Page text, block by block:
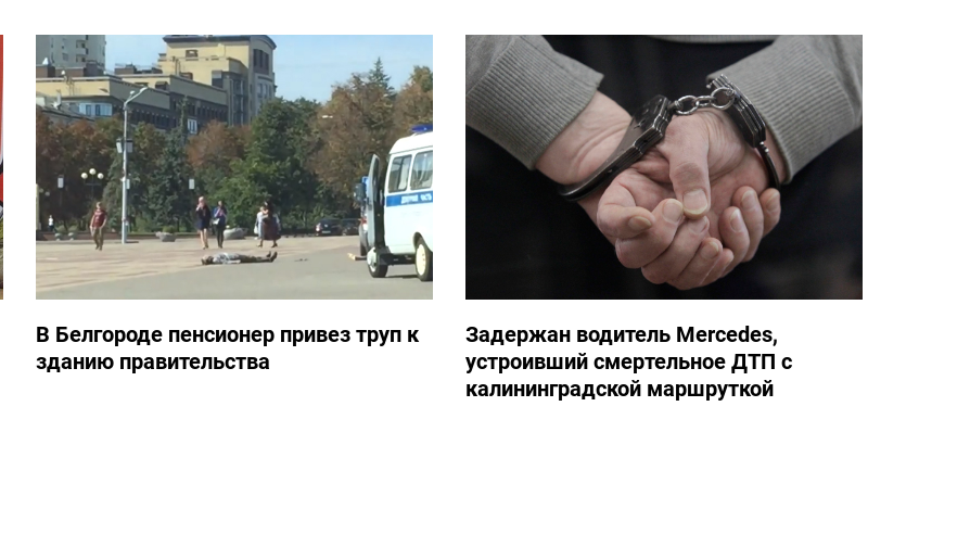
В Белгороде пенсионер привез труп к
зданию правительства
Задержан водитель Mercedes,
устроивший смертельное ДТП с
калининградской маршруткой